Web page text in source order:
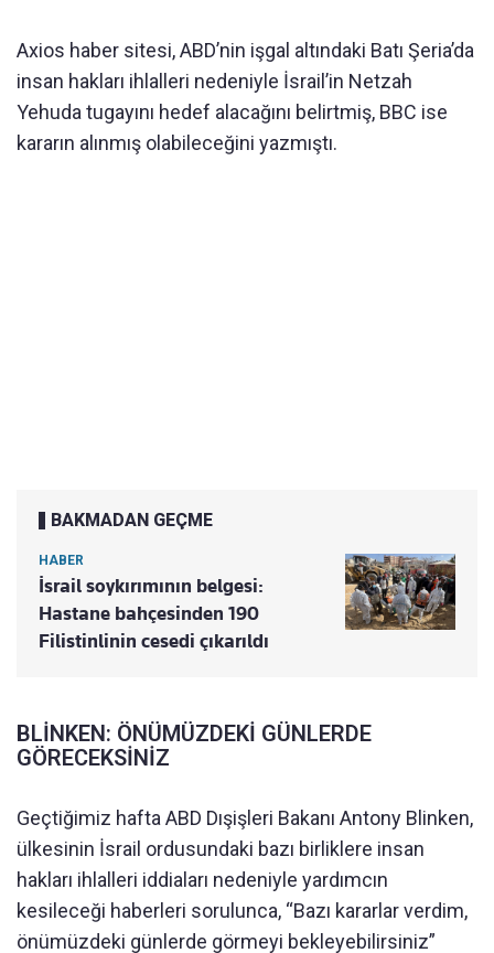
Axios haber sitesi, ABD’nin işgal altındaki Batı Şeria’da
insan hakları ihlalleri nedeniyle İsrail’in Netzah
Yehuda tugayını hedef alacağını belirtmiş, BBC ise
kararın alınmış olabileceğini yazmıştı.
BAKMADAN GEÇME
HABER
İsrail soykırımının belgesi:
Hastane bahçesinden 190
Filistinlinin cesedi çıkarıldı
BLİNKEN: ÖNÜMÜZDEKİ GÜNLERDE
GÖRECEKSİNİZ
Geçtiğimiz hafta ABD Dışişleri Bakanı Antony Blinken,
ülkesinin İsrail ordusundaki bazı birliklere insan
hakları ihlalleri iddiaları nedeniyle yardımcın
kesileceği haberleri sorulunca, “Bazı kararlar verdim,
önümüzdeki günlerde görmeyi bekleyebilirsiniz”